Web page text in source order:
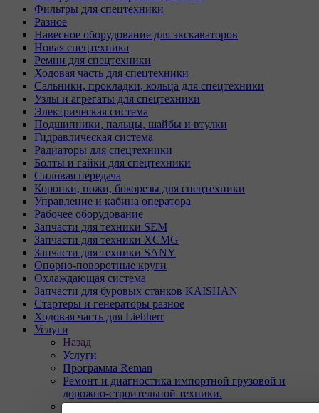
Фильтры для спецтехники
Разное
Навесное оборудование для экскаваторов
Новая спецтехника
Ремни для спецтехники
Ходовая часть для спецтехники
Сальники, прокладки, кольца для спецтехники
Узлы и агрегаты для спецтехники
Электрическая система
Подшипники, пальцы, шайбы и втулки
Гидравлическая система
Радиаторы для спецтехники
Болты и гайки для спецтехники
Силовая передача
Коронки, ножи, бокорезы для спецтехники
Управление и кабина оператора
Рабочее оборудование
Запчасти для техники SEM
Запчасти для техники XCMG
Запчасти для техники SANY
Опорно-поворотные круги
Охлаждающая система
Запчасти для буровых станков KAISHAN
Стартеры и генераторы разное
Ходовая часть для Liebherr
Услуги
Назад
Услуги
Программа Reman
Ремонт и диагностика импортной грузовой и
дорожно-строительной техники.
Ремонт и восстановление отверстий проушин